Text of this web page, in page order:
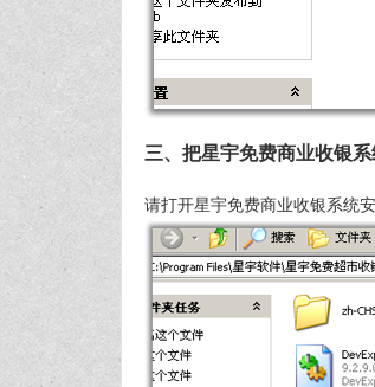
三、把星宇免费商业收银
请打开星宇免费商业收银系统